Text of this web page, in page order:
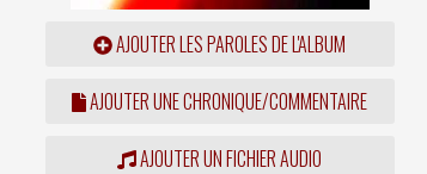
AJOUTER LES PAROLES DE L'ALBUM
AJOUTER UNE CHRONIQUE/COMMENTAIRE
AJOUTER UN FICHIER AUDIO